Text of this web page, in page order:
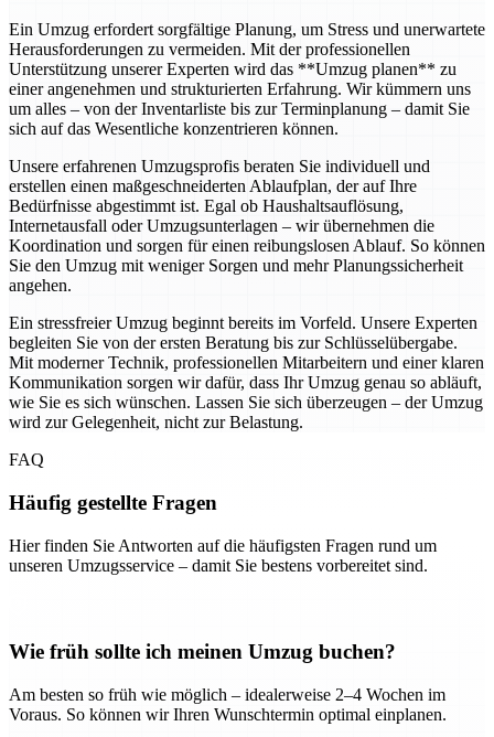
Ein Umzug erfordert sorgfältige Planung, um Stress und unerwartete
Herausforderungen zu vermeiden. Mit der professionellen
Unterstützung unserer Experten wird das **Umzug planen** zu
einer angenehmen und strukturierten Erfahrung. Wir kümmern uns
um alles – von der Inventarliste bis zur Terminplanung – damit Sie
sich auf das Wesentliche konzentrieren können.
Unsere erfahrenen Umzugsprofis beraten Sie individuell und
erstellen einen maßgeschneiderten Ablaufplan, der auf Ihre
Bedürfnisse abgestimmt ist. Egal ob Haushaltsauflösung,
Internetausfall oder Umzugsunterlagen – wir übernehmen die
Koordination und sorgen für einen reibungslosen Ablauf. So können
Sie den Umzug mit weniger Sorgen und mehr Planungssicherheit
angehen.
Ein stressfreier Umzug beginnt bereits im Vorfeld. Unsere Experten
begleiten Sie von der ersten Beratung bis zur Schlüsselübergabe.
Mit moderner Technik, professionellen Mitarbeitern und einer klaren
Kommunikation sorgen wir dafür, dass Ihr Umzug genau so abläuft,
wie Sie es sich wünschen. Lassen Sie sich überzeugen – der Umzug
wird zur Gelegenheit, nicht zur Belastung.
FAQ
Häufig gestellte Fragen
Hier finden Sie Antworten auf die häufigsten Fragen rund um
unseren Umzugsservice – damit Sie bestens vorbereitet sind.
Wie früh sollte ich meinen Umzug buchen?
Am besten so früh wie möglich – idealerweise 2–4 Wochen im
Voraus. So können wir Ihren Wunschtermin optimal einplanen.